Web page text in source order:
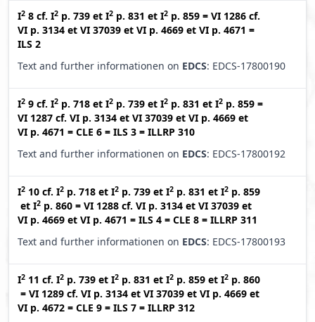
I2 8 cf. I2 p. 739 et I2 p. 831 et I2 p. 859 = VI 1286 cf.
VI p. 3134 et VI 37039 et VI p. 4669 et VI p. 4671 =
ILS 2
Text and further informationen on EDCS: EDCS-17800190
I2 9 cf. I2 p. 718 et I2 p. 739 et I2 p. 831 et I2 p. 859 =
VI 1287 cf. VI p. 3134 et VI 37039 et VI p. 4669 et
VI p. 4671 = CLE 6 = ILS 3 = ILLRP 310
Text and further informationen on EDCS: EDCS-17800192
I2 10 cf. I2 p. 718 et I2 p. 739 et I2 p. 831 et I2 p. 859
et I2 p. 860 = VI 1288 cf. VI p. 3134 et VI 37039 et
VI p. 4669 et VI p. 4671 = ILS 4 = CLE 8 = ILLRP 311
Text and further informationen on EDCS: EDCS-17800193
I2 11 cf. I2 p. 739 et I2 p. 831 et I2 p. 859 et I2 p. 860
= VI 1289 cf. VI p. 3134 et VI 37039 et VI p. 4669 et
VI p. 4672 = CLE 9 = ILS 7 = ILLRP 312